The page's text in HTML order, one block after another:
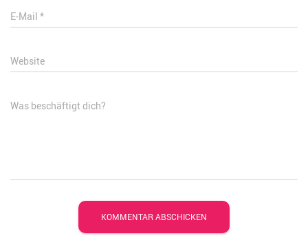
E-Mail *
Website
Was beschäftigt dich?